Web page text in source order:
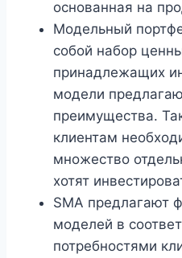
основанная на
Модельный
собой набор
принадлежащих
модели
преимущества.
клиентам
множество
хотят
SMA предлагают
моделей в
потребностями